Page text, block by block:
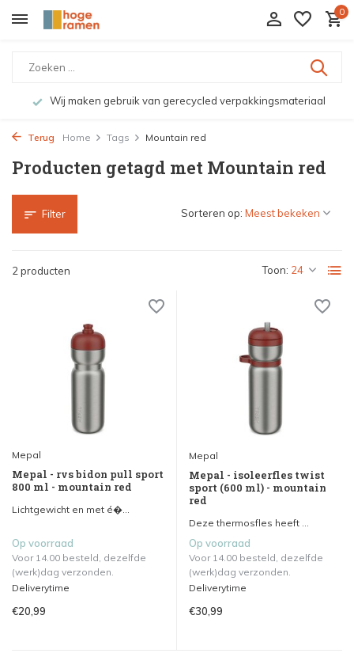
0
Wij maken gebruik van gerecycled verpakkingsmateriaal
Terug Home Tags Mountain red
Producten getagd met Mountain red
Filter
2 producten Toon:
Sorteren op:
Mepal
Mepal - rvs bidon pull sport
800 ml - mountain red
Lichtgewicht en met é�...
Op voorraad
Voor 14.00 besteld, dezelfde
(werk)dag verzonden.
Deliverytime
€20,99
Mepal
Mepal - isoleerfles twist
sport (600 ml) - mountain
red
Deze thermosfles heeft ...
Op voorraad
Voor 14.00 besteld, dezelfde
(werk)dag verzonden.
Deliverytime
€30,99